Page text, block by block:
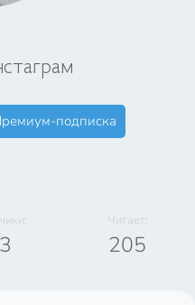
подписка
Читает:
205